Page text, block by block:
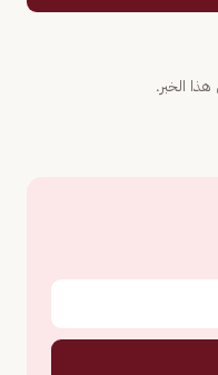
الخبر.